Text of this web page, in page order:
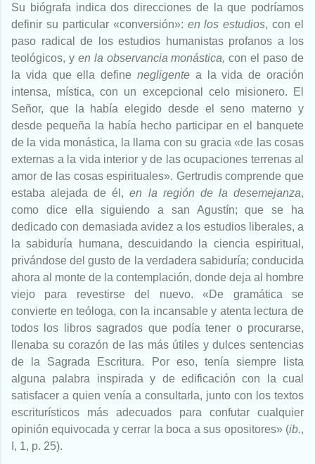
Su biógrafa indica dos direcciones de la que podríamos
definir su particular «conversión»: en los estudios, con el
paso radical de los estudios humanistas profanos a los
teológicos, y en la observancia monástica,con el paso de
la vida que ella define negligente a la vida de oración
intensa, mística, con un excepcional celo misionero. El
Señor, que la había elegido desde el seno materno y
desde pequeña la había hecho participar en el banquete
de la vida monástica, la llama con su gracia «de las cosas
externas a la vida interior y de las ocupaciones terrenas al
amor de las cosas espirituales». Gertrudis comprende que
estaba alejada de él,en la región de la desemejanza,
como dice ella siguiendo a san Agustín; que se ha
dedicado con demasiada avidez a los estudios liberales, a
la sabiduría humana, descuidando la ciencia espiritual,
privándose del gusto de la verdadera sabiduría; conducida
ahora al monte de la contemplación, donde deja al hombre
viejo para revestirse del nuevo. «De gramática se
convierte en teóloga, con la incansable y atenta lectura de
todos los libros sagrados que podía tener o procurarse,
llenaba su corazón de las más útiles y dulces sentencias
de la Sagrada Escritura. Por eso, tenía siempre lista
alguna palabra inspirada y de edificación con la cual
satisfacer a quien venía a consultarla, junto con los textos
escriturísticos más adecuados para confutar cualquier
opinión equivocada y cerrar la boca a sus opositores» (ib.,
I, 1, p. 25).